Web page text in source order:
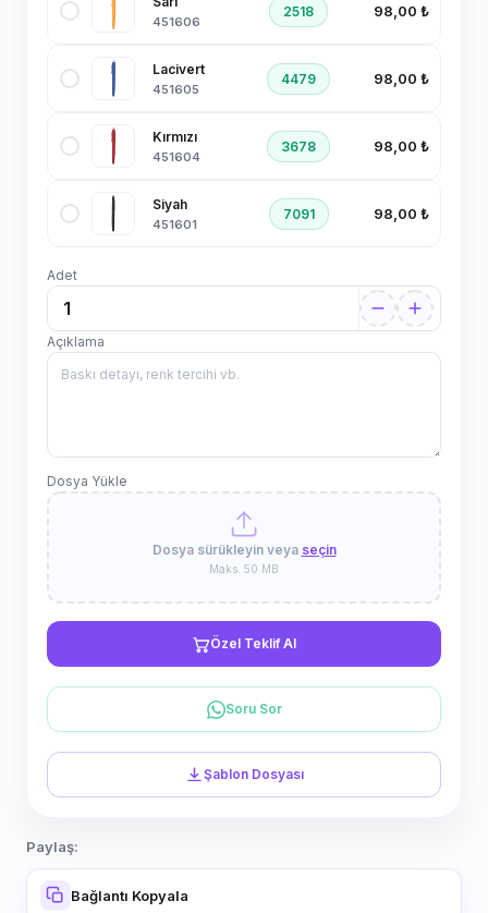
451606
2518 98,00 ₺
Lacivert
451605
4479 98,00 ₺
Kırmızı
451604
3678 98,00 ₺
Siyah
451601
7091 98,00 ₺
Adet
Açıklama
Dosya Yükle
Dosya sürükleyin veya seçin
Maks. 50 MB
Özel Teklif Al
Soru Sor
Şablon Dosyası
Paylaş:
Bağlantı Kopyala